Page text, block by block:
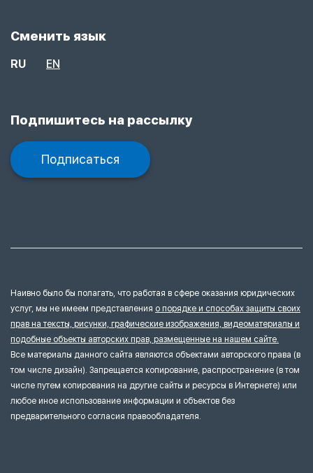
Сменить язык
RU EN
Подпишитесь на рассылку
Подписаться
Наивно было бы полагать, что работая в сфере оказания юридических
услуг, мы не имеем представления о порядке и способах защиты своих
прав на тексты, рисунки, графические изображения, видеоматериалы и
подобные объекты авторских прав, размещенные на нашем сайте.
Все материалы данного сайта являются объектами авторского права (в
том числе дизайн). Запрещается копирование, распространение (в том
числе путем копирования на другие сайты и ресурсы в Интернете) или
любое иное использование информации и объектов без
предварительного согласия правообладателя.